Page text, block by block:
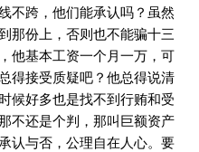
不跨，他们能承认吗？虽然
那份上，否则也不能骗十三
他基本工资一个月一万，可
得接受质疑吧？他总得说清
候好多也是找不到行贿和受
不还是个判，那叫巨额资产
认与否，公理自在人心。要